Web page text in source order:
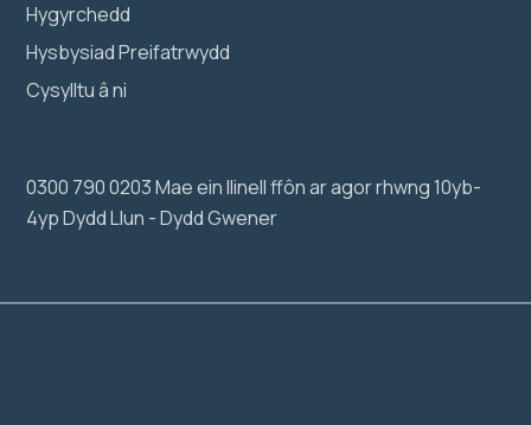
Hygyrchedd
Hysbysiad Preifatrwydd
Cysylltu â ni
0300 790 0203 Mae ein llinell ffôn ar agor rhwng 10yb-
4yp Dydd Llun - Dydd Gwener